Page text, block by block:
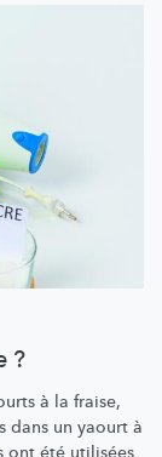
?
à la fraise,
dans un yaourt à